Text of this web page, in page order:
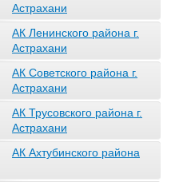
Астрахани
АК Ленинского района г.
Астрахани
АК Советского района г.
Астрахани
АК Трусовского района г.
Астрахани
АК Ахтубинского района